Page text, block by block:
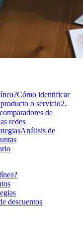
Cómo identificar
o servicio2.
de
redes
Análisis de
descuentos